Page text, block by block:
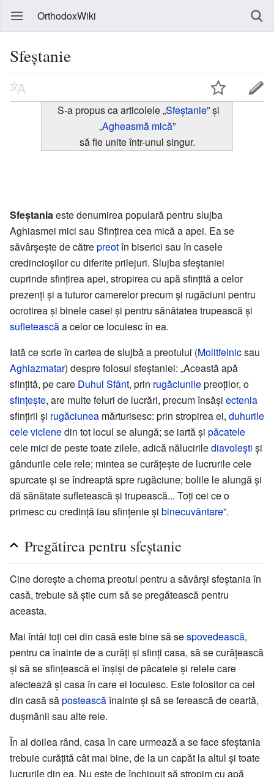
OrthodoxWiki
Sfeștanie
S-a propus ca articolele „Sfeștanie” și
„Agheasmă mică”
să fie unite într-unul singur.
Sfeștania este denumirea populară pentru slujba
Aghiasmei mici sau Sfințirea cea mică a apei. Ea se
săvârșește de cătrepreotîn biserici sau în casele
credincioșilor cu diferite prilejuri. Slujba sfeștaniei
cuprinde sfințirea apei, stropirea cu apă sfințită a celor
prezenți și a tuturor camerelor precum și rugăciuni pentru
ocrotirea și binele casei și pentru sănătatea trupească și
sufleteascăa celor ce locuiesc în ea.
Iată ce scrie în cartea de slujbă a preotului (Molitfelnicsau
Aghiazmatar) despre folosul sfeștaniei: „Această apă
sfințită, pe care Duhul Sfânt, prin rugăciunilepreoților, o
sfințește, are multe feluri de lucrări, precum însăși ectenia
sfințirii și rugăciunea mărturisesc: prin stropirea ei, duhurile
cele viclenedin tot locul se alungă; se iartă și păcatele
cele mici de peste toate zilele, adică nălucirilediavolești și
gândurile cele rele; mintea se curățește de lucrurile cele
spurcate și se îndreaptă spre rugăciune; bolile le alungă și
dă sănătate sufletească și trupească... Toți cei ce o
primesc cu credință iau sfințenie și binecuvântare”.
Pregătirea pentru sfeștanie
Cine dorește a chema preotul pentru a săvârși sfeștania în
casă, trebuie să știe cum să se pregătească pentru
aceasta.
Mai întâi toți cei din casă este bine să sespovedească,
pentru ca înainte de a curăți și sfinți casa, să se curățească
și să se sfințească ei înșiși de păcatele și relele care
afectează și casa în care ei locuiesc. Este folositor ca cei
din casă săposteascăînainte și să se ferească de ceartă,
dușmănii sau alte rele.
În al doilea rând, casa în care urmează a se face sfeștania
trebuie curățită cât mai bine, de la un capăt la altul și toate
lucrurile din ea. Nu este de închipuit să stropim cu apă